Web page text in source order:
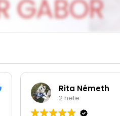
Rita Németh
2 hete